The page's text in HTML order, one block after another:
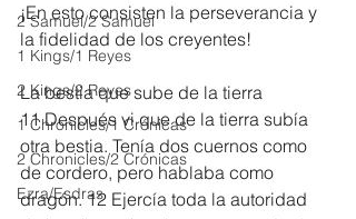
2 Samuel/2 Samuel
1 Kings/1 Reyes
2 Kings/2 Reyes
1 Chronicles/1 Crónicas
2 Chronicles/2 Crónicas
Ezra/Esdras
¡En esto consisten la perseverancia y
la fidelidad de los creyentes!
La bestia que sube de la tierra
11 Después vi que de la tierra subía
otra bestia. Tenía dos cuernos como
de cordero, pero hablaba como
dragón. 12 Ejercía toda la autoridad